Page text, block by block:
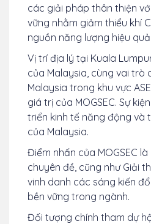
các giải pháp thân thiện
vững nhằm giảm thiểu khí
nguồn năng lượng hiệu
Vị trí địa lý tại Kuala
của Malaysia, cùng vai trò
Malaysia trong khu vực
giá trị của MOGSEC. Sự
triển kinh tế năng động và
của Malaysia.
Điểm nhấn của MOGSEC
chuyên đề, cũng như Giải
vinh danh các sáng kiến
bền vững trong ngành.
Đối tượng chính tham dự